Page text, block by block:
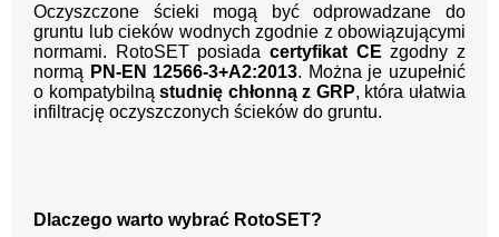
Oczyszczone ścieki mogą być odprowadzane do
gruntu lub cieków wodnych zgodnie z obowiązującymi
normami. RotoSET posiada certyfikat CE zgodny z
normą PN-EN 12566-3+A2:2013. Można je uzupełnić
o kompatybilnąstudnię chłonną z GRP, która ułatwia
infiltrację oczyszczonych ścieków do gruntu.
Dlaczego warto wybrać RotoSET?